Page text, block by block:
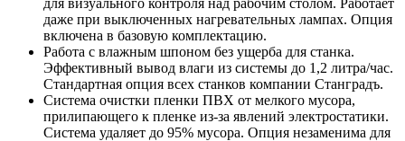
даже при выключенных нагревательных лампах. Опция
включена в базовую комплектацию.
Работа с влажным шпоном без ущерба для станка.
Эффективный вывод влаги из системы до 1,2 литра/час.
Стандартная опция всех станков компании Станградъ.
Система очистки пленки ПВХ от мелкого мусора,
прилипающего к пленке из-за явлений электростатики.
Система удаляет до 95% мусора. Опция незаменима для